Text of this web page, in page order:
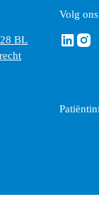
BL
Volg ons
VolgVolg